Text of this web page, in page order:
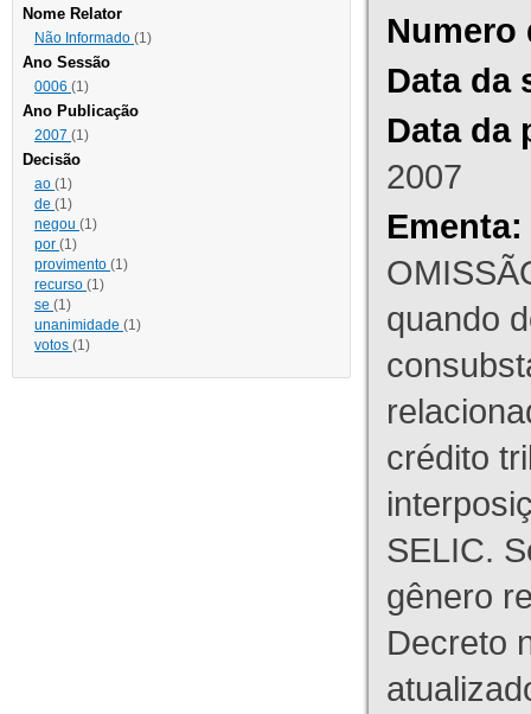
Nome Relator
Não Informado (1)
Ano Sessão
0006 (1)
Ano Publicação
2007 (1)
Decisão
ao (1)
de (1)
negou (1)
por (1)
provimento (1)
recurso (1)
se (1)
unanimidade (1)
votos (1)
Numero
Data da
Data da
2007
Ementa:
quando
crédito
SELIC.
gênero
Decreto